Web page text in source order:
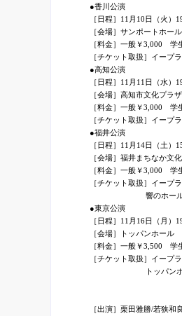
●香川公演
［日程］11月10日（火）
［会場］サンポートホ
［料金］一般￥3,000 学
［チケット取扱］イープ
●高知公演
［日程］11月11日（水）
［会場］高知市文化プ
［料金］一般￥3,000 学
［チケット取扱］イープ
●福井公演
［日程］11月14日（土）
［会場］福井まちなか文
［料金］一般￥3,000 学
［チケット取扱］イープ
響のホールプレ
●東京公演
［日程］11月16日（月）
［会場］トッパンホール
［料金］一般￥3,500 学
［チケット取扱］イープ
トッパンホールチ
［出演］栗田雅勝/若狭